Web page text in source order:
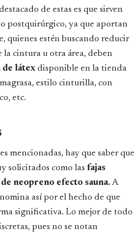
de estas es que sirven
postquirúrgico, ya que aportan
quienes estén buscando reducir
la cintura u otra área, deben
de látex disponible en la tienda
estilo cinturilla, con
etc.
mencionadas, hay que saber que
solicitados como las fajas
neopreno efecto sauna. A
así por el hecho de que
significativa. Lo mejor de todo
pues no se notan